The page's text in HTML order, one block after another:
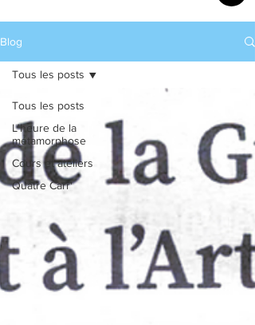
Blog
Tous les posts
L'heure de la
métamorphose
Cours et ateliers
Quatre Carr'
Tous les posts